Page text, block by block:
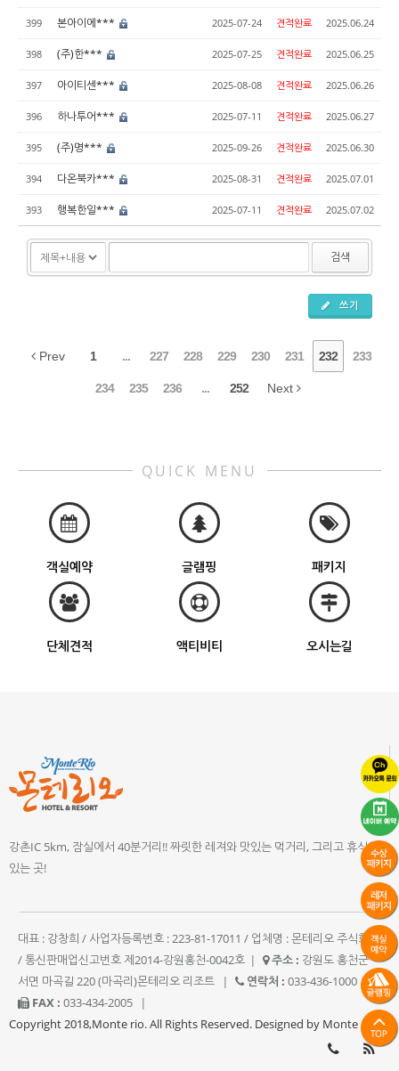
399 본아이에*** 2025-07-24 견적완료 2025.06.24
398 (주)한*** 2025-07-25 견적완료 2025.06.25
397 아이티센*** 2025-08-08 견적완료 2025.06.26
396 하나투어*** 2025-07-11 견적완료 2025.06.27
395 (주)명*** 2025-09-26 견적완료 2025.06.30
394 다온북카*** 2025-08-31 견적완료 2025.07.01
393 행복한일*** 2025-07-11 견적완료 2025.07.02
검색
쓰기
Prev 1 ... 227 228 229 230 231 232 233
234 235 236 ... 252 Next
QUICK MENU
객실예약 글램핑 패키지
단체견적 액티비티 오시는길
강촌IC 5km, 잠실에서 40분거리!! 짜릿한 레져와 맛있는 먹거리, 그리고 휴식이
있는 곳!
대표 : 강창희 / 사업자등록번호 : 223-81-17011 / 업체명 : 몬테리오 주식회사
/ 통신판매업신고번호 제2014-강원홍천-0042호 | 주소 : 강원도 홍천군
서면 마곡길 220 (마곡리)몬테리오 리조트
| 연락처 : 033-436-1000
|
FAX : 033-434-2005
|
Copyright 2018,Monte rio. All Rights Reserved. Designed by Monte rio.